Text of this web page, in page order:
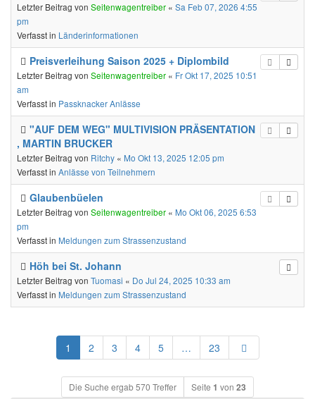
Letzter Beitrag von Seitenwagentreiber « Sa Feb 07, 2026 4:55
pm
Verfasst in Länderinformationen
Preisverleihung Saison 2025 + Diplombild
Letzter Beitrag von Seitenwagentreiber « Fr Okt 17, 2025 10:51
am
Verfasst in Passknacker Anlässe
"AUF DEM WEG" MULTIVISION PRÄSENTATION
, MARTIN BRUCKER
Letzter Beitrag von Ritchy « Mo Okt 13, 2025 12:05 pm
Verfasst in Anlässe von Teilnehmern
Glaubenbüelen
Letzter Beitrag von Seitenwagentreiber « Mo Okt 06, 2025 6:53
pm
Verfasst in Meldungen zum Strassenzustand
Höh bei St. Johann
Letzter Beitrag von Tuomasi « Do Jul 24, 2025 10:33 am
Verfasst in Meldungen zum Strassenzustand
1 2 3 4 5 … 23 Nächste
Die Suche ergab 570 Treffer Seite 1 von 23